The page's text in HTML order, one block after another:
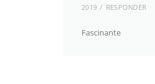
2019
RESPONDER
Fascinante